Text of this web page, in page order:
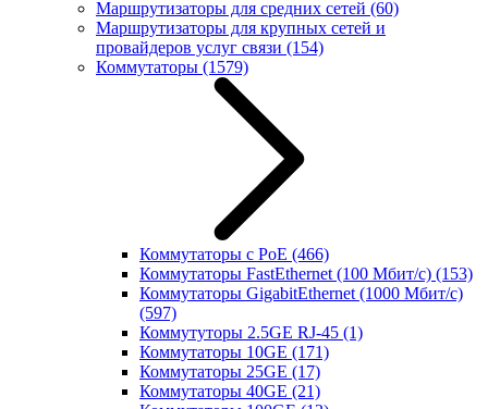
Маршрутизаторы для средних сетей (60)
Маршрутизаторы для крупных сетей и
провайдеров услуг связи (154)
Коммутаторы (1579)
Коммутаторы с PoE (466)
Коммутаторы FastEthernet (100 Мбит/с) (153)
Коммутаторы GigabitEthernet (1000 Мбит/с)
(597)
Коммутуторы 2.5GE RJ-45 (1)
Коммутаторы 10GE (171)
Коммутаторы 25GE (17)
Коммутаторы 40GE (21)